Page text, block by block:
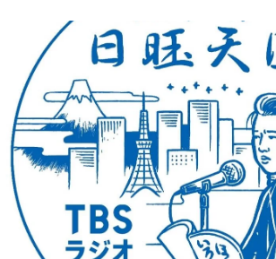
お知らせ
イベント・グッズ
YouTube
会社情報